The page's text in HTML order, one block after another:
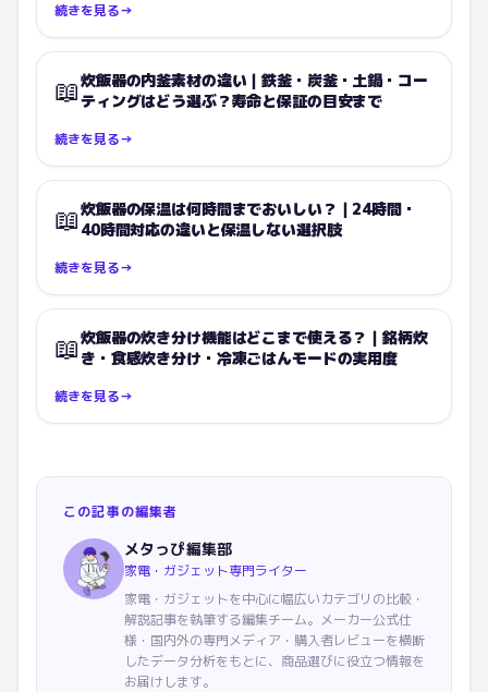
続きを見る→
📖炊飯器の内釜素材の違い｜鉄釜・炭釜・土鍋・コー
ティングはどう選ぶ？寿命と保証の目安まで
続きを見る→
📖炊飯器の保温は何時間までおいしい？｜24時間・
40時間対応の違いと保温しない選択肢
続きを見る→
📖炊飯器の炊き分け機能はどこまで使える？｜銘柄炊
き・食感炊き分け・冷凍ごはんモードの実用度
続きを見る→
この記事の編集者
メタっぴ編集部
家電・ガジェット専門ライター
家電・ガジェットを中心に幅広いカテゴリの比較・
解説記事を執筆する編集チーム。メーカー公式仕
様・国内外の専門メディア・購入者レビューを横断
したデータ分析をもとに、商品選びに役立つ情報を
お届けします。